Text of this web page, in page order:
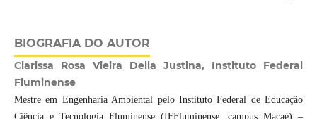
BIOGRAFIA DO AUTOR
Clarissa Rosa Vieira Della Justina, Instituto Federal
Fluminense
Mestre em Engenharia Ambiental pelo Instituto Federal de Educação
Ciência e Tecnologia Fluminense (IFFluminense, campus Macaé) –